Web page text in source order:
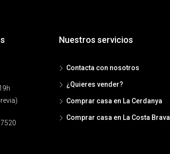
Nuestros servicios
Contacta con nosotros
¿Quieres vender?
Comprar casa en La Cerdanya
Comprar casa en La Costa Brava